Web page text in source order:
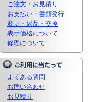
ご注文・お見積り
お支払い・書類発行
変更・返品・交換
表示価格について
修理について
よくある質問
お問い合わせ
お見積り